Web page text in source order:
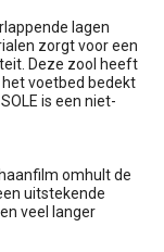
lagen
zorgt voor een
Deze zool heeft
voetbed bedekt
is een niet-
omhult de
uitstekende
veel langer